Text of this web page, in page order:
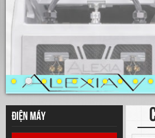
Điện máy